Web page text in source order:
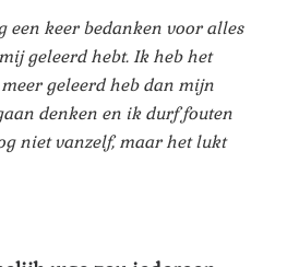
een keer bedanken voor alles
geleerd hebt. Ik heb het
geleerd heb dan mijn
denken en ik durf fouten
niet vanzelf, maar het lukt